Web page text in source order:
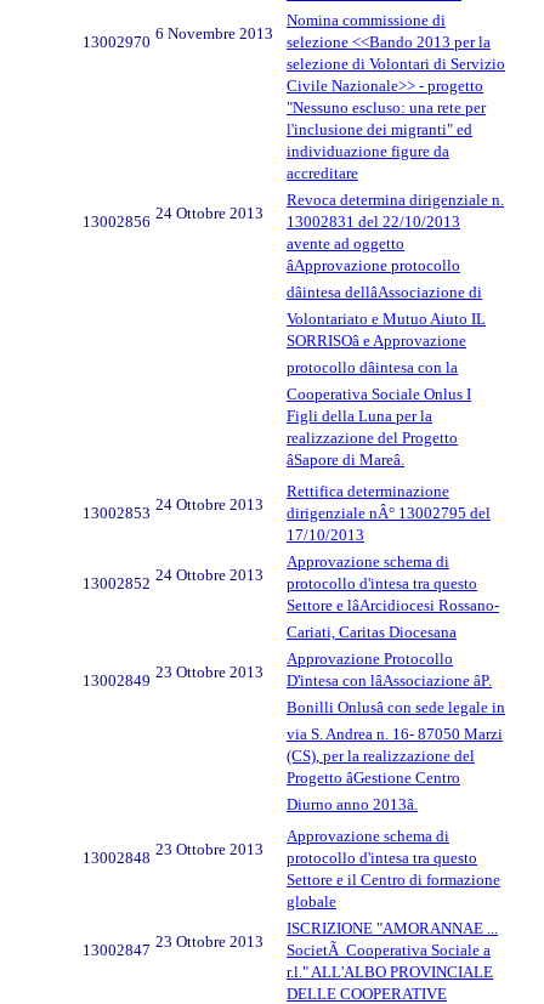
13002970 6 Novembre 2013
Nomina commissione di
selezione <<Bando 2013 per la
selezione di Volontari di Servizio
Civile Nazionale>> - progetto
"Nessuno escluso: una rete per
l'inclusione dei migranti" ed
individuazione figure da
accreditare
13002856 24 Ottobre 2013
Revoca determina dirigenziale n.
13002831 del 22/10/2013
avente ad oggetto
âApprovazione protocollo
dâintesa dellâAssociazione di
Volontariato e Mutuo Aiuto IL
SORRISOâ e Approvazione
protocollo dâintesa con la
Cooperativa Sociale Onlus I
Figli della Luna per la
realizzazione del Progetto
âSapore di Mareâ.
13002853 24 Ottobre 2013
Rettifica determinazione
dirigenziale nÂ° 13002795 del
17/10/2013
13002852 24 Ottobre 2013
Approvazione schema di
protocollo d'intesa tra questo
Settore e lâArcidiocesi Rossano-
Cariati, Caritas Diocesana
13002849 23 Ottobre 2013
Approvazione Protocollo
D'intesa con lâAssociazione âP.
Bonilli Onlusâ con sede legale in
via S. Andrea n. 16- 87050 Marzi
(CS), per la realizzazione del
Progetto âGestione Centro
Diurno anno 2013â.
13002848 23 Ottobre 2013
Approvazione schema di
protocollo d'intesa tra questo
Settore e il Centro di formazione
globale
13002847 23 Ottobre 2013
ISCRIZIONE "AMORANNAE ...
SocietÃ Cooperativa Sociale a
r.l." ALL'ALBO PROVINCIALE
DELLE COOPERATIVE